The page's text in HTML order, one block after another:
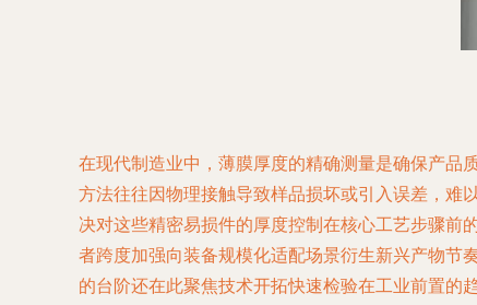
在现代制造业中，薄膜厚度的精确测量是确保产品
方法往往因物理接触导致样品损坏或引入误差，难
决对这些精密易损件的厚度控制在核心工艺步骤前
者跨度加强向装备规模化适配场景衍生新兴产物节
的台阶还在此聚焦技术开拓快速检验在工业前置的